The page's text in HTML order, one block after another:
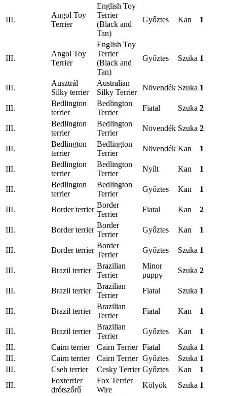
III.
Angol Toy
Terrier
English Toy
Terrier
(Black and
Tan)
Győztes Kan 1
III.
Angol Toy
Terrier
English Toy
Terrier
(Black and
Tan)
Győztes Szuka 1
III.
Ausztrál
Silky terrier
Australian
Silky Terrier
Növendék Szuka 1
III.
Bedlington
terrier
Bedlington
Terrier
Fiatal Szuka 2
III.
Bedlington
terrier
Bedlington
Terrier
Növendék Szuka 2
III.
Bedlington
terrier
Bedlington
Terrier
Növendék Kan 1
III.
Bedlington
terrier
Bedlington
Terrier
Nyílt Kan 1
III.
Bedlington
terrier
Bedlington
Terrier
Győztes Kan 1
III. Border terrier
Border
Terrier
Fiatal Kan 2
III. Border terrier
Border
Terrier
Győztes Kan 1
III. Border terrier
Border
Terrier
Győztes Szuka 1
III. Brazil terrier
Brazilian
Terrier
Minor
puppy
Szuka 2
III. Brazil terrier
Brazilian
Terrier
Fiatal Szuka 1
III. Brazil terrier
Brazilian
Terrier
Fiatal Kan 1
III. Brazil terrier
Brazilian
Terrier
Győztes Kan
1
III.
Cairn terrier Cairn Terrier Fiatal Szuka 1
III.
Cairn terrier Cairn Terrier Győztes Szuka 1
III.
Cseh terrier Cesky Terrier Győztes Kan
1
III.
Foxterrier
drótszőrű
Fox Terrier
Wire
Kölyök Szuka 1